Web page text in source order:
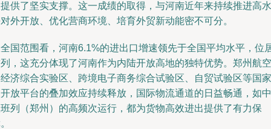
供了坚实支撑。这一成绩的取得，与河南近年来持续推进高水
外开放、优化营商环境、培育外贸新动能密不可分。
国范围看，河南6.1%的进出口增速领先于全国平均水平，位
，这充分体现了河南作为内陆开放高地的独特优势。郑州航空
济综合实验区、跨境电子商务综合试验区、自贸试验区等国家
放平台的叠加效应持续释放，国际物流通道的日益畅通，如中
列（郑州）的高频次运行，都为货物高效进出提供了有力保